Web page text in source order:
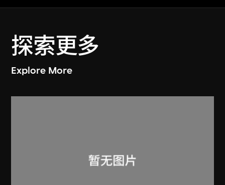
探索更多
Explore More